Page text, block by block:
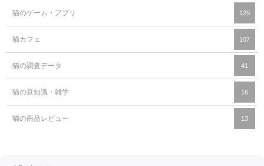
猫のゲーム・アプリ 129
猫カフェ 107
猫の調査データ 41
猫の豆知識・雑学 16
猫の商品レビュー 13